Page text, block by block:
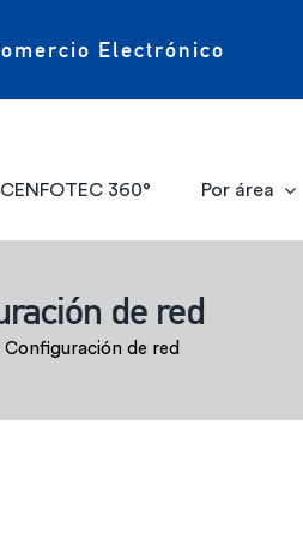
Electrónico
CENFOTEC 360° Por área
de red
Configuración de red